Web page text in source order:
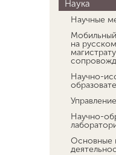
Наука
Научные
на
Научно-
Научно-
Основные